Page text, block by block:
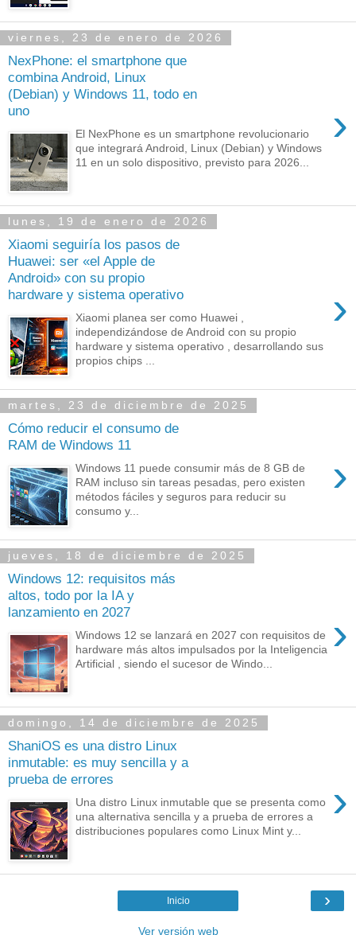
viernes, 23 de enero de 2026
NexPhone: el smartphone que
combina Android, Linux
(Debian) y Windows 11, todo en
uno
›
El NexPhone es un smartphone revolucionario
que integrará Android, Linux (Debian) y Windows
11 en un solo dispositivo, previsto para 2026...
lunes, 19 de enero de 2026
Xiaomi seguiría los pasos de
Huawei: ser «el Apple de
Android» con su propio
hardware y sistema operativo
›
Xiaomi planea ser como Huawei ,
independizándose de Android con su propio
hardware y sistema operativo , desarrollando sus
propios chips ...
martes, 23 de diciembre de 2025
Cómo reducir el consumo de
RAM de Windows 11
›
Windows 11 puede consumir más de 8 GB de
RAM incluso sin tareas pesadas, pero existen
métodos fáciles y seguros para reducir su
consumo y...
jueves, 18 de diciembre de 2025
Windows 12: requisitos más
altos, todo por la IA y
lanzamiento en 2027
›
Windows 12 se lanzará en 2027 con requisitos de
hardware más altos impulsados por la Inteligencia
Artificial , siendo el sucesor de Windo...
domingo, 14 de diciembre de 2025
ShaniOS es una distro Linux
inmutable: es muy sencilla y a
prueba de errores
›
Una distro Linux inmutable que se presenta como
una alternativa sencilla y a prueba de errores a
distribuciones populares como Linux Mint y...
›
Inicio
Ver versión web